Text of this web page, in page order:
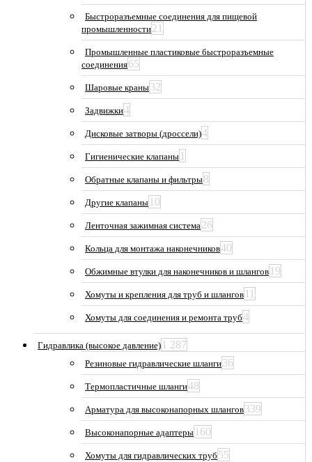
Быстроразъемные соединения для пищевой
промышленности21
Промышленные пластиковые быстроразъемные
соединения65
Шаровые краны32
Задвижки4
Дисковые затворы (дроссели)4
Гигиенические клапаны 1
Обратные клапаны и фильтры8
Другие клапаны 10
Ленточная зажимная система26
Кольца для монтажа наконечников40
Обжимные втулки для наконечников и шлангов 19
Хомуты и крепления для труб и шлангов 11
Хомуты для соединения и ремонта труб4
Гидравлика (высокое давление) 1 287
Резиновые гидравлические шланги36
Термопластичные шланги48
Арматура для высоконапорных шлангов339
Высоконапорные адаптеры 160
Хомуты для гидравлических труб 55